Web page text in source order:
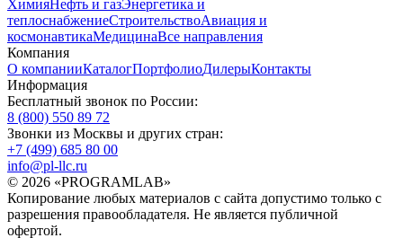
ХимияНефть и газЭнергетика и
теплоснабжениеСтроительствоАвиация и
космонавтикаМедицинаВсе направления
Компания
О компанииКаталогПортфолиоДилерыКонтакты
Информация
Бесплатный звонок по России:
8 (800) 550 89 72
Звонки из Москвы и других стран:
+7 (499) 685 80 00
info@pl-llc.ru
© 2026 «PROGRAMLAB»
Копирование любых материалов с сайта допустимо только с
разрешения правообладателя. Не является публичной
офертой.